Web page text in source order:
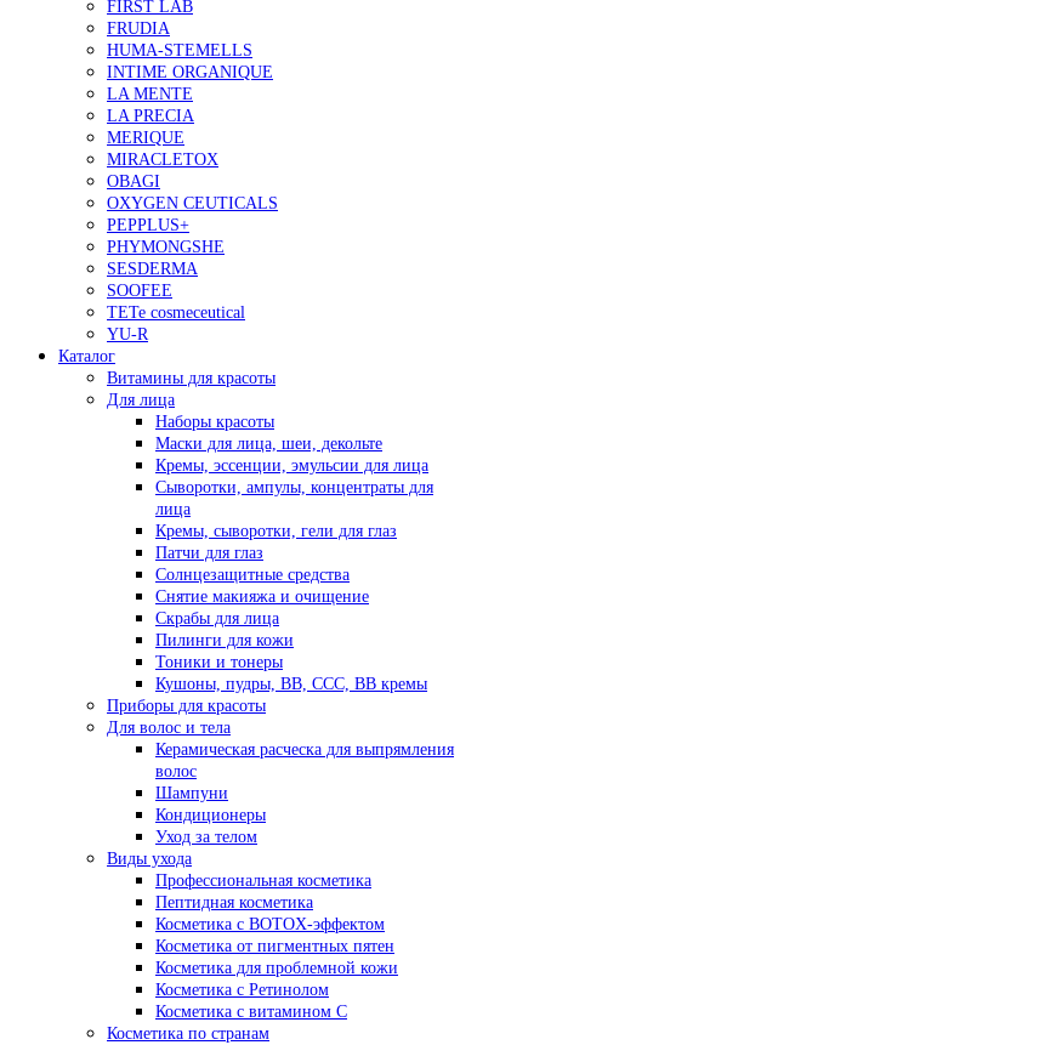
FIRST LAB
FRUDIA
HUMA-STEMELLS
INTIME ORGANIQUE
LA MENTE
LA PRECIA
MERIQUE
MIRACLETOX
OBAGI
OXYGEN CEUTICALS
PEPPLUS+
PHYMONGSHE
SESDERMA
SOOFEE
TETe cosmeceutical
YU-R
Каталог
Витамины для красоты
Для лица
Наборы красоты
Маски для лица, шеи, декольте
Кремы, эссенции, эмульсии для лица
Сыворотки, ампулы, концентраты для
лица
Кремы, сыворотки, гели для глаз
Патчи для глаз
Солнцезащитные средства
Снятие макияжа и очищение
Скрабы для лица
Пилинги для кожи
Тоники и тонеры
Кушоны, пудры, ВВ, ССС, ВВ кремы
Приборы для красоты
Для волос и тела
Керамическая расческа для выпрямления
волос
Шампуни
Кондиционеры
Уход за телом
Виды ухода
Профессиональная косметика
Пептидная косметика
Косметика с BOTOX-эффектом
Косметика от пигментных пятен
Косметика для проблемной кожи
Косметика с Ретинолом
Косметика с витамином С
Косметика по странам